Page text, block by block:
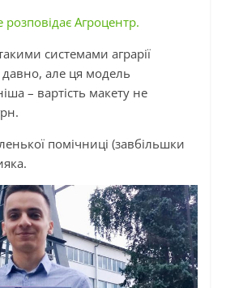
розповідає Агроцентр.
системами аграрії
але ця модель
– вартість макету не
помічниці (завбільшки